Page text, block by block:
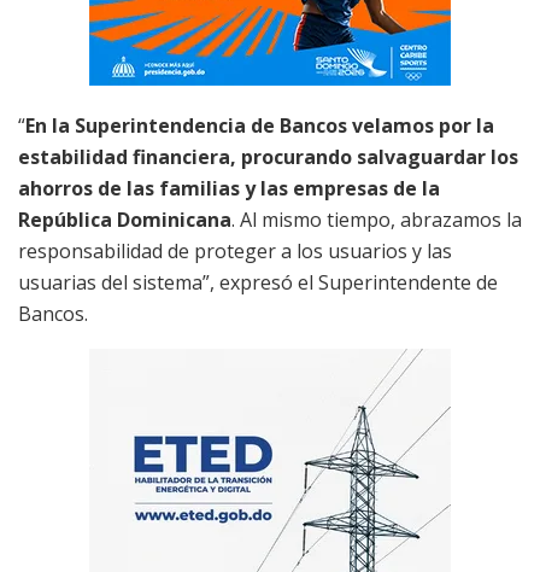
“En la Superintendencia de Bancos velamos por la
estabilidad financiera, procurando salvaguardar los
ahorros de las familias y las empresas de la
República Dominicana. Al mismo tiempo, abrazamos la
responsabilidad de proteger a los usuarios y las
usuarias del sistema”, expresó el Superintendente de
Bancos.